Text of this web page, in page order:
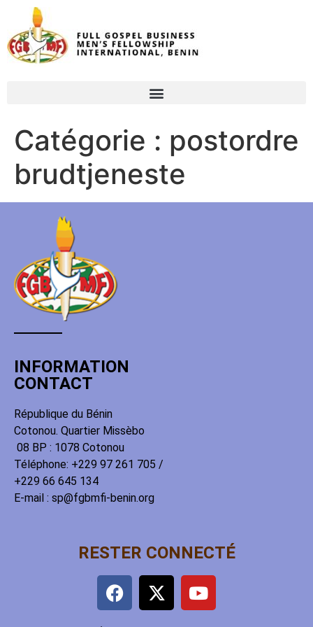
Catégorie : postordre
brudtjeneste
INFORMATION
CONTACT
République du Bénin
Cotonou. Quartier Missèbo
08 BP : 1078 Cotonou
Téléphone: +229 97 261 705 /
+229 66 645 134
E-mail : sp@fgbmfi-benin.org
RESTER CONNECTÉ